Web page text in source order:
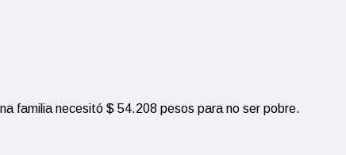
familia necesitó $ 54.208 pesos para no ser pobre.